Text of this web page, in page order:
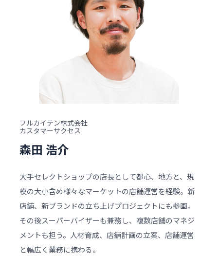
フルカイテン株式会社
カスタマーサクセス
森田 浩介
大手セレクトショップの店長として都心、地方と、規
模の大小含め様々なマーケットの店舗運営を経験。新
店舗、新ブランドの立ち上げプロジェクトにも参画。
その後スーパーバイザーも兼務し、複数店舗のマネジ
メントも担う。人材育成、店舗計画の立案、店舗運営
と幅広く業務に携わる。